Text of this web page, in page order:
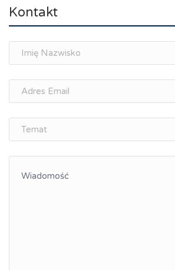
Spotkania branżowe
osobisty
Memorandum Gospodarcze PL-CZ
Śląskie Porozumienie Gospodarcze
ŚLĄSK.ONLINE
Integracja
Kontakt